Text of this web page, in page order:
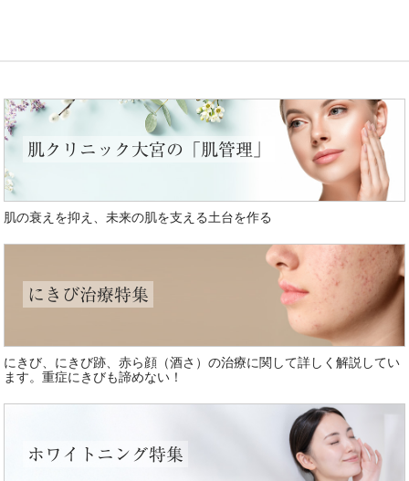
肌クリニック大宮の「肌管理」
肌の衰えを抑え、未来の肌を支える土台を作る
にきび治療特集
にきび、にきび跡、赤ら顔（酒さ）の治療に関して詳しく解説してい
ます。重症にきびも諦めない！
ホワイトニング特集